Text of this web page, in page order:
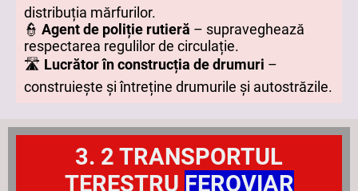
distribuția mărfurilor.
👮 Agent de poliție rutieră – supraveghează
respectarea regulilor de circulație.
🛣️ Lucrător în construcția de drumuri –
construiește și întreține drumurile și autostrăzile.
3. 2 TRANSPORTUL
TERESTRU FEROVIAR